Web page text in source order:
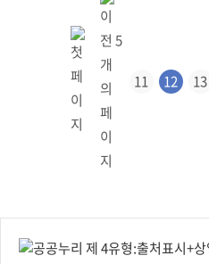
1부. 2. 2021년 장수형 청년창업
11 12 13